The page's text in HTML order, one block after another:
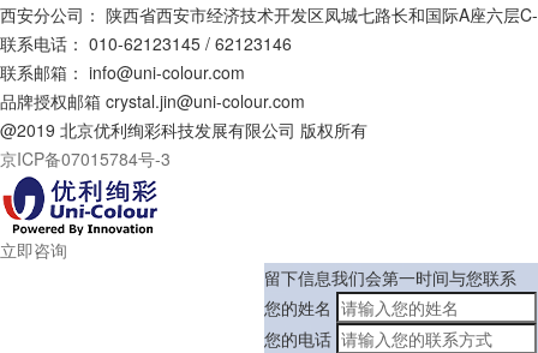
西安分公司： 陕西省西安市经济技术开发区凤城七路长和国际A座六层
联系电话： 010-62123145 / 62123146
联系邮箱： info@uni-colour.com
品牌授权邮箱 crystal.jin@uni-colour.com
@2019 北京优利绚彩科技发展有限公司 版权所有
京ICP备07015784号-3
立即咨询
留下信息我们会第一时间与您联系
您的姓名
您的电话